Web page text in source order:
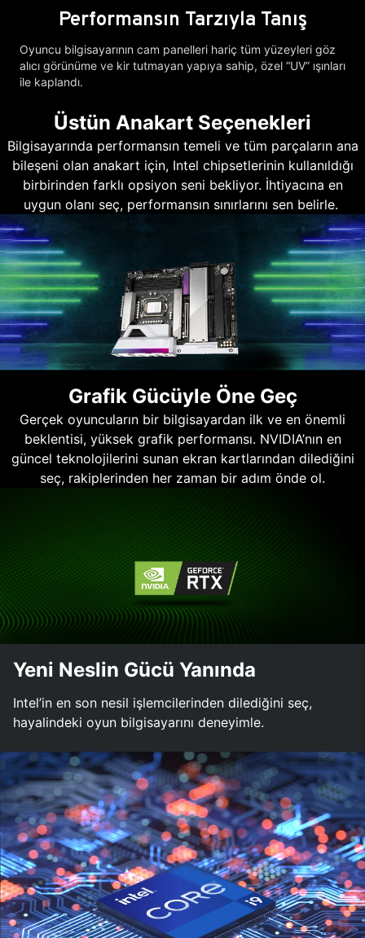
Performansın Tarzıyla Tanış
Oyuncu bilgisayarının cam panelleri hariç tüm yüzeyleri göz
alıcı görünüme ve kir tutmayan yapıya sahip, özel “UV” ışınları
ile kaplandı.
Üstün Anakart Seçenekleri
Bilgisayarında performansın temeli ve tüm parçaların ana
bileşeni olan anakart için, Intel chipsetlerinin kullanıldığı
birbirinden farklı opsiyon seni bekliyor. İhtiyacına en
uygun olanı seç, performansın sınırlarını sen belirle.
Grafik Gücüyle Öne Geç
Gerçek oyuncuların bir bilgisayardan ilk ve en önemli
beklentisi, yüksek grafik performansı. NVIDIA’nın en
güncel teknolojilerini sunan ekran kartlarından dilediğini
seç, rakiplerinden her zaman bir adım önde ol.
Yeni Neslin Gücü Yanında
Intel’in en son nesil işlemcilerinden dilediğini seç,
hayalindeki oyun bilgisayarını deneyimle.